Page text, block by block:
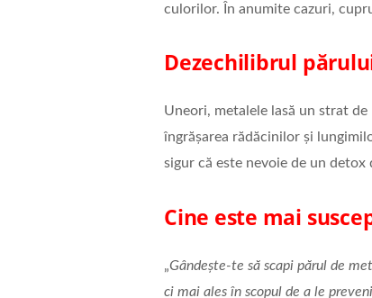
culorilor. În anumite cazuri,
Dezechilibrul
Uneori, metalele lasă un strat
îngrășarea rădăcinilor și
sigur că este nevoie de un detox
Cine este mai
„Gândește-te să scapi părul de
ci mai ales în scopul de a le